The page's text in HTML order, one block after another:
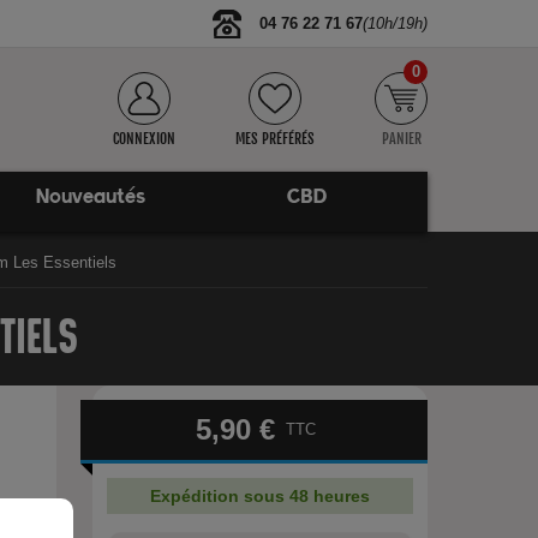
04 76 22 71 67(10h/19h)
CONNEXION MES PRÉFÉRÉS PANIER
0
Nouveautés CBD
Les Essentiels
5,90 € TTC
Expédition sous 48 heures